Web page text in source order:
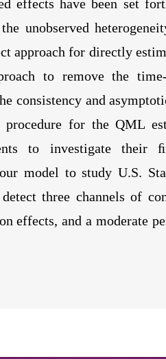
effects have been set
unobserved
approach for directly
to remove the
consistency and
for the QML
to investigate their
model to study U.S.
three channels of
effects, and a moderate